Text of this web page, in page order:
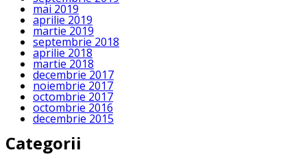
mai 2019
aprilie 2019
martie 2019
septembrie 2018
aprilie 2018
martie 2018
decembrie 2017
noiembrie 2017
octombrie 2017
octombrie 2016
decembrie 2015
Categorii